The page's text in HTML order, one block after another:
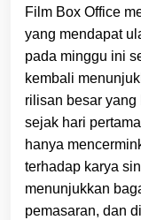
Film Box Office
yang mendapat
pada minggu ini
kembali
rilisan besar
sejak hari
hanya
terhadap karya
menunjukkan
pemasaran, dan